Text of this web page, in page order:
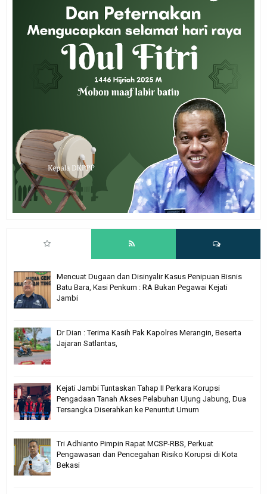
Mencuat Dugaan dan Disinyalir Kasus Penipuan Bisnis
Batu Bara, Kasi Penkum : RA Bukan Pegawai Kejati
Jambi
Dr Dian : Terima Kasih Pak Kapolres Merangin, Beserta
Jajaran Satlantas,
Kejati Jambi Tuntaskan Tahap II Perkara Korupsi
Pengadaan Tanah Akses Pelabuhan Ujung Jabung, Dua
Tersangka Diserahkan ke Penuntut Umum
Tri Adhianto Pimpin Rapat MCSP-RBS, Perkuat
Pengawasan dan Pencegahan Risiko Korupsi di Kota
Bekasi